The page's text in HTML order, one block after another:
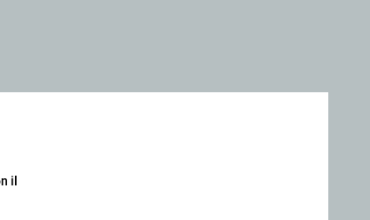
il